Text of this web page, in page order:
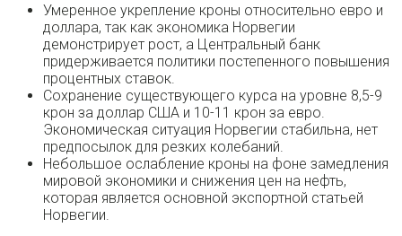
Умеренное укрепление кроны относительно евро и
доллара, так как экономика Норвегии
демонстрирует рост, а Центральный банк
придерживается политики постепенного повышения
процентных ставок.
Сохранение существующего курса на уровне 8,5-9
крон за доллар США и 10-11 крон за евро.
Экономическая ситуация Норвегии стабильна, нет
предпосылок для резких колебаний.
Небольшое ослабление кроны на фоне замедления
мировой экономики и снижения цен на нефть,
которая является основной экспортной статьей
Норвегии.